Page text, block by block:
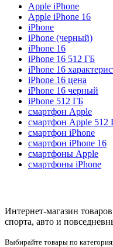
Apple iPhone
Apple iPhone 16
iPhone
iPhone (черный)
iPhone 16
iPhone 16 512 ГБ
iPhone 16
iPhone 16 цена
iPhone 16 черный
iPhone 512 ГБ
смартфон Apple
смартфон Apple 512
смартфон iPhone
смартфон iPhone 16
смартфоны Apple
смартфоны iPhone
Интернет-магазин
спорта, авто и
Выбирайте товары по